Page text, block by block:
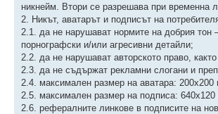
никнейм. Втори се разрешава при временна
2. Никът, аватарът и подписът на
2.1. да не нарушават нормите на добрия тон
порнографски и/или агресивни детайли;
2.2. да не нарушават авторското право,
2.3. да не съдържат рекламни слогани и
2.4. максимален размер на аватара: 200х200
2.5. максимален размер на подписа:
2.6. рефералните линкове в подписите на